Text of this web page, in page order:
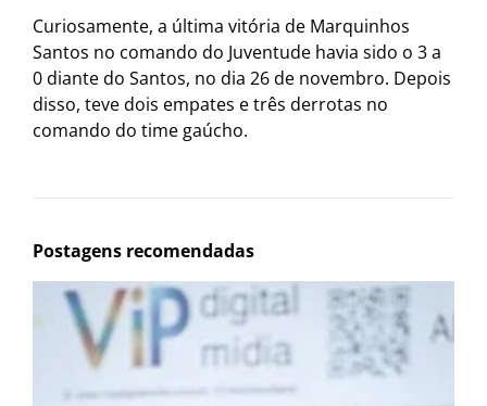
Curiosamente, a última vitória de Marquinhos
Santos no comando do Juventude havia sido o 3 a
0 diante do Santos, no dia 26 de novembro. Depois
disso, teve dois empates e três derrotas no
comando do time gaúcho.
Postagens recomendadas